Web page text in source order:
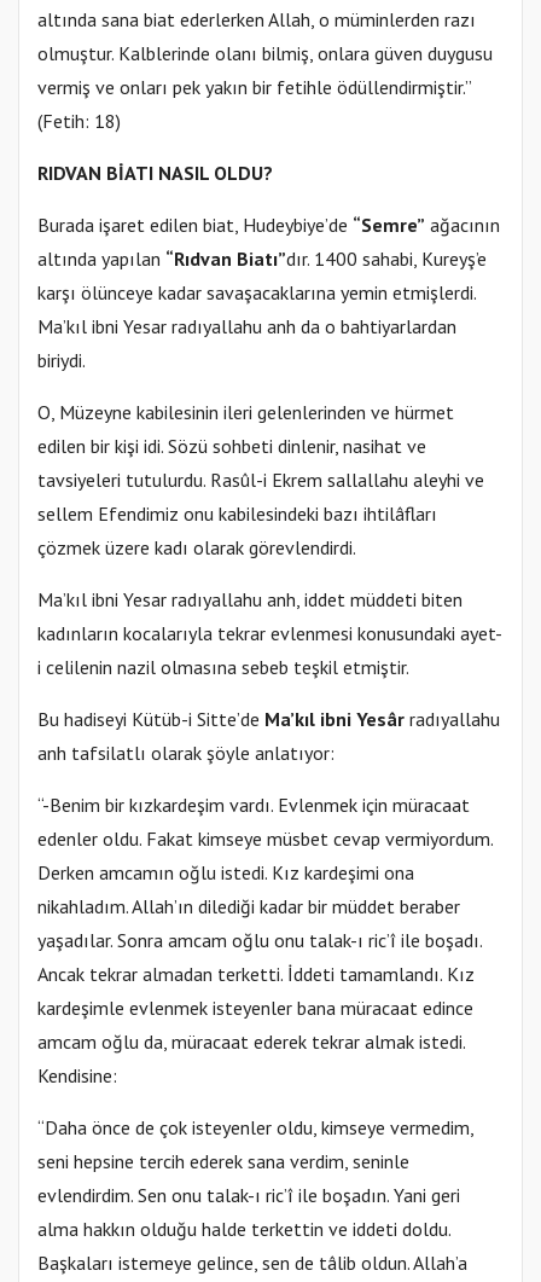
altında sana biat ederlerken Allah, o müminlerden razı
olmuştur. Kalblerinde olanı bilmiş, onlara güven duygusu
vermiş ve onları pek yakın bir fetihle ödüllendirmiştir.”
(Fetih: 18)
RIDVAN BİATI NASIL OLDU?
Burada işaret edilen biat, Hudeybiye’de “Semre” ağacının
altında yapılan “Rıdvan Biatı”dır. 1400 sahabi, Kureyş’e
karşı ölünceye kadar savaşacaklarına yemin etmişlerdi.
Ma’kıl ibni Yesar radıyallahu anh da o bahtiyarlardan
biriydi.
O, Müzeyne kabilesinin ileri gelenlerinden ve hürmet
edilen bir kişi idi. Sözü sohbeti dinlenir, nasihat ve
tavsiyeleri tutulurdu. Rasûl-i Ekrem sallallahu aleyhi ve
sellem Efendimiz onu kabilesindeki bazı ihtilâfları
çözmek üzere kadı olarak görevlendirdi.
Ma’kıl ibni Yesar radıyallahu anh, iddet müddeti biten
kadınların kocalarıyla tekrar evlenmesi konusundaki ayet-
i celilenin nazil olmasına sebeb teşkil etmiştir.
Bu hadiseyi Kütüb-i Sitte’de Ma’kıl ibni Yesâr radıyallahu
anh tafsilatlı olarak şöyle anlatıyor:
“-Benim bir kızkardeşim vardı. Evlenmek için müracaat
edenler oldu. Fakat kimseye müsbet cevap vermiyordum.
Derken amcamın oğlu istedi. Kız kardeşimi ona
nikahladım. Allah’ın dilediği kadar bir müddet beraber
yaşadılar. Sonra amcam oğlu onu talak-ı ric’î ile boşadı.
Ancak tekrar almadan terketti. İddeti tamamlandı. Kız
kardeşimle evlenmek isteyenler bana müracaat edince
amcam oğlu da, müracaat ederek tekrar almak istedi.
Kendisine:
“Daha önce de çok isteyenler oldu, kimseye vermedim,
seni hepsine tercih ederek sana verdim, seninle
evlendirdim. Sen onu talak-ı ric’î ile boşadın. Yani geri
alma hakkın olduğu halde terkettin ve iddeti doldu.
Başkaları istemeye gelince, sen de tâlib oldun. Allah’a